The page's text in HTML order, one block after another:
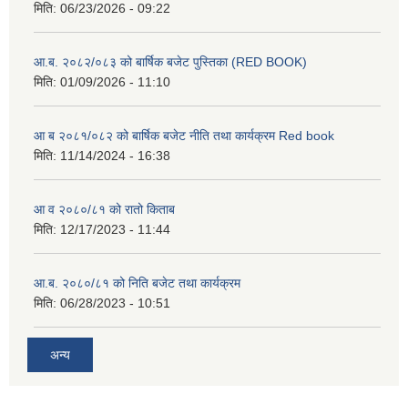
मिति: 06/23/2026 - 09:22
आ.ब. २०८२/०८३ को बार्षिक बजेट पुस्तिका (RED BOOK)
मिति: 01/09/2026 - 11:10
आ ब २०८१/०८२ को बार्षिक बजेट नीति तथा कार्यक्रम Red book
मिति: 11/14/2024 - 16:38
आ व २०८०/८१ को रातो किताब
मिति: 12/17/2023 - 11:44
आ.ब. २०८०/८१ को निति बजेट तथा कार्यक्रम
मिति: 06/28/2023 - 10:51
अन्य